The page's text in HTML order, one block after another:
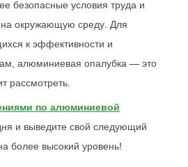
безопасные условия труда и
окружающую среду. Для
к эффективности и
алюминиевая опалубка — это
рассмотреть.
по алюминиевой
и выведите свой следующий
более высокий уровень!